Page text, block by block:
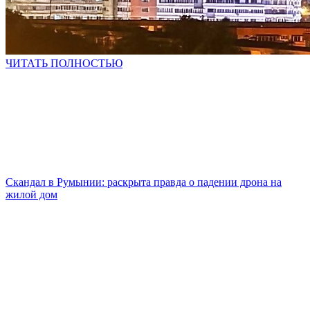
ЧИТАТЬ ПОЛНОСТЬЮ
Скандал в Румынии: раскрыта правда о падении дрона на
жилой дом